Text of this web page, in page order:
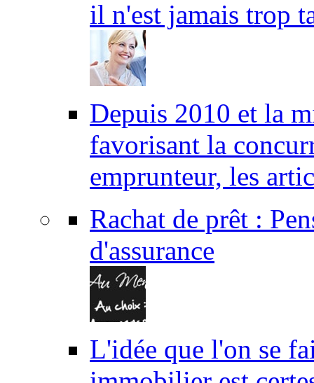
il n'est jamais trop
Depuis 2010 et la
favorisant la
emprunteur, les
Rachat de prêt :
d'assurance
L'idée que l'on se